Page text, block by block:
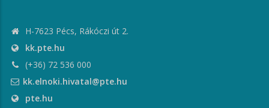
H-7623 Pécs, Rákóczi út 2.
kk.pte.hu
(+36) 72 536 000
kk.elnoki.hivatal@pte.hu
pte.hu